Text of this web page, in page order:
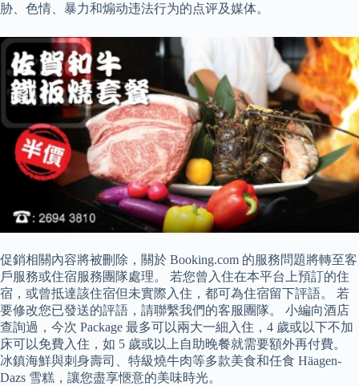
胁、色情、暴力和煽动违法行为的点评及媒体。
促銷相關內容將被刪除，關於 Booking.com 的服務問題將轉至客
戶服務或住宿服務團隊處理。 若您曾入住在本平台上預訂的住
宿，或曾抵達該住宿但未實際入住，都可為住宿留下評語。 若
要修改您已發送的評語，請聯繫我們的客服團隊。 小編向酒店
查詢過，今次 Package 最多可以兩大一細入住，4 歲或以下不加
床可以免費入住，如 5 歲或以上自助晚餐就需要額外再付費。
冰鎮海鮮與刺身壽司、特級燒牛肉等多款美食和任食 Häagen-
Dazs 雪糕，讓您盡享愜意的美味時光。